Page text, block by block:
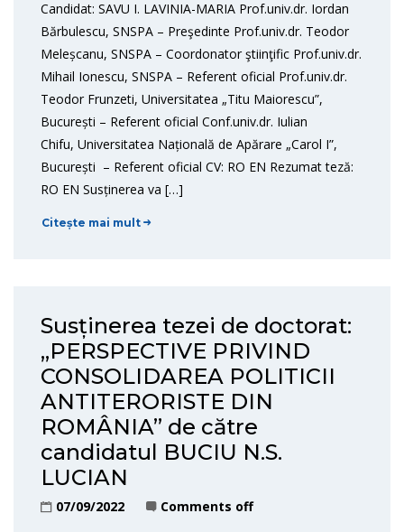
Candidat: SAVU I. LAVINIA-MARIA Prof.univ.dr. Iordan
Bărbulescu, SNSPA – Preşedinte Prof.univ.dr. Teodor
Meleșcanu, SNSPA – Coordonator ştiinţific Prof.univ.dr.
Mihail Ionescu, SNSPA – Referent oficial Prof.univ.dr.
Teodor Frunzeti, Universitatea „Titu Maiorescu”,
București – Referent oficial Conf.univ.dr. Iulian
Chifu, Universitatea Națională de Apărare „Carol I”,
București – Referent oficial CV: RO EN Rezumat teză:
RO EN Susținerea va […]
Citește mai mult
Susținerea tezei de doctorat:
„PERSPECTIVE PRIVIND
CONSOLIDAREA POLITICII
ANTITERORISTE DIN
ROMÂNIA” de către
candidatul BUCIU N.S.
LUCIAN
07/09/2022 Comments off